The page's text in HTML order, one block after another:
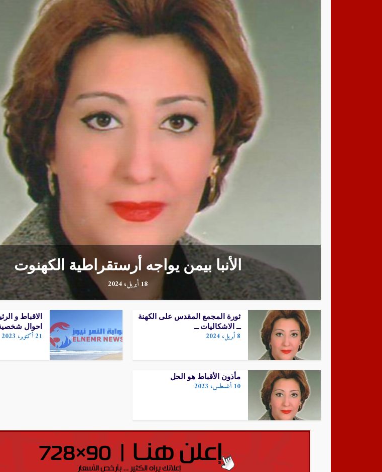
الكهنوت
الكهنة ــ الاشكاليات ــ
قانون
الأنبا بيمن يواجه أرستقراطية الكهنوت
18 أبريل، 2024
ثورة المجمع المقدس على الكهنة
ــ الاشكاليات ــ
8 أبريل، 2024
الاقباط و
احوال
21 أكتوبر، 2023
مأذون الأقباط هو الحل
10 أغسطس، 2023